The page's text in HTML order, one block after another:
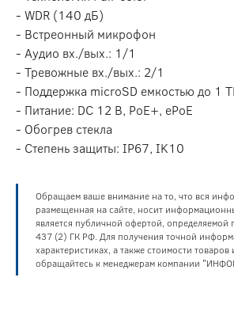
- WDR (140 дБ)
- Встреонный микрофон
- Аудио вх./вых.: 1/1
- Тревожные вх./вых.: 2/1
- Поддержка microSD емкостью до 1
- Питание: DC 12 В, PoE+, ePoE
- Обогрев стекла
- Степень защиты: IP67, IK10
Обращаем ваше внимание на то, что вся
размещенная на сайте, носит
является публичной офертой, определяемой
437 (2) ГК РФ. Для получения точной
характеристиках, а также стоимости товаров
обращайтесь к менеджерам компании